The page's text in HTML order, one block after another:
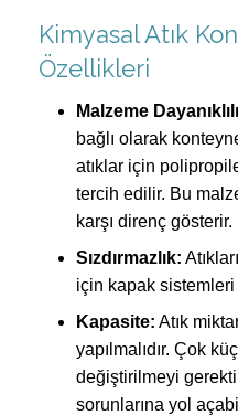
Kimyasal Atık
Özellikleri
Malzeme
bağlı olarak
atıklar için
tercih edilir. Bu
karşı direnç gösterir.
Sızdırmazlık:
için kapak sistemleri
Kapasite: Atık
yapılmalıdır. Çok
değiştirilmeyi
sorunlarına yol